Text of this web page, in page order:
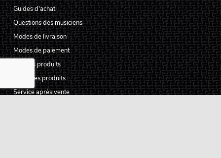
Guides d'achat
Questions des musiciens
Modes de livraison
Modes de paiement
Retours produits
Garanties produits
Service après vente